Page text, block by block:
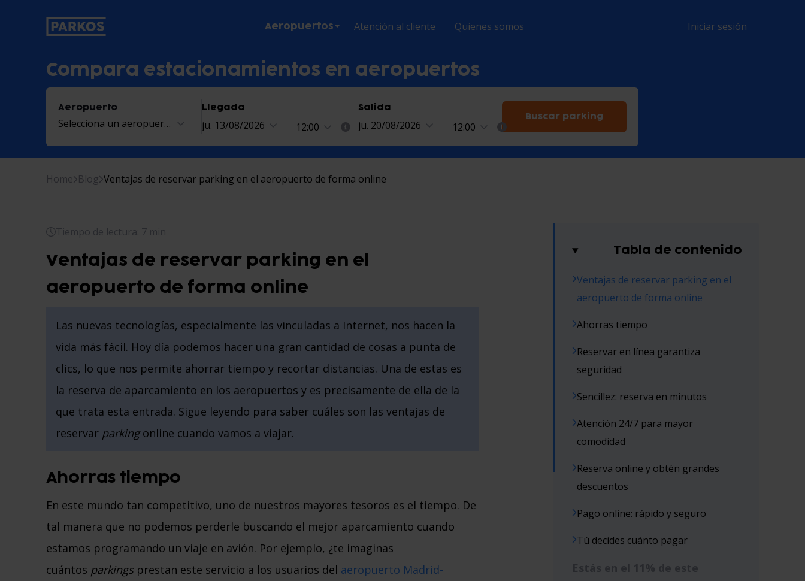
Aeropuertos Atención al cliente Quienes somos Iniciar sesión
Compara estacionamientos en aeropuertos
Aeropuerto
Selecciona un aeropuerto
Llegada
ju. 13/08/2026 12:00
Salida
ju. 20/08/2026 12:00
Buscar parking
Home Blog Ventajas de reservar parking en el aeropuerto de forma online
Tiempo de lectura: 7 min
Ventajas de reservar parking en el
aeropuerto de forma online
Las nuevas tecnologías, especialmente las vinculadas a Internet, nos hacen la
vida más fácil. Hoy día podemos hacer una gran cantidad de cosas a punta de
clics, lo que nos permite ahorrar tiempo y recortar distancias. Una de estas es
la reserva de aparcamiento en los aeropuertos y es precisamente de ella de la
que trata esta entrada. Sigue leyendo para saber cuáles son las ventajas de
reservar parkingonline cuando vamos a viajar.
Ahorras tiempo
En este mundo tan competitivo, uno de nuestros mayores tesoros es el tiempo. De
tal manera que no podemos perderle buscando el mejor aparcamiento cuando
estamos programando un viaje en avión. Por ejemplo, ¿te imaginas
cuántos parkingsprestan este servicio a los usuarios del aeropuerto Madrid-
Tabla de contenido
Ventajas de reservar parking en el
aeropuerto de forma online
Ahorras tiempo
Reservar en línea garantiza
seguridad
Sencillez: reserva en minutos
Atención 24/7 para mayor
comodidad
Reserva online y obtén grandes
descuentos
Pago online: rápido y seguro
Tú decides cuánto pagar